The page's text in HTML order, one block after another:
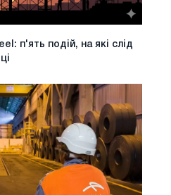
п'ять подій, на які слід